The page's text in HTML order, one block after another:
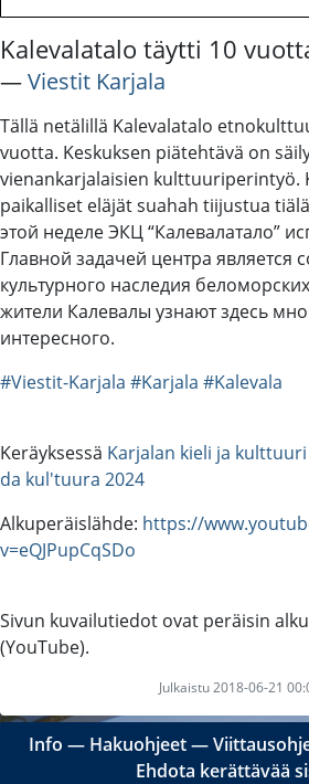
Kalevalatalo täytti 10
―Viestit Karjala
Tällä netälillä Kalevalatalo
vuotta. Keskuksen piätehtävä on
vienankarjalaisien kulttuuriperintyö.
paikalliset eläjät suahah tiijustua
этой неделе ЭКЦ “Калевалатало”
Главной задачей центра является
культурного наследия
жители Калевалы узнают здесь
интересного.
#Viestit-Karjala #Karjala #Kalevala
Keräyksessä Karjalan kieli ja
da kul'tuura 2024
Alkuperäislähde: https://
v=eQJPupCqSDo
Sivun kuvailutiedot ovat peräisin
(YouTube).
Julkaistu 2018-06-21
Info ― Hakuohjeet―
Ehdota kerättävää